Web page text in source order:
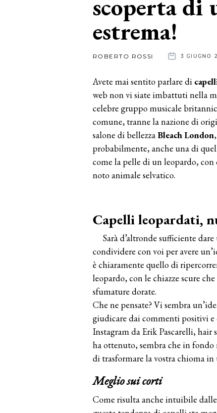
scoperta di
estrema!
ROBERTO ROSSI 3 GIUGNO
Avete mai sentito parlare di
web non vi siate imbattuti nella
celebre gruppo musicale
comune, tranne la nazione di
salone di bellezzaBleach London
probabilmente, anche una di
come la pelle di un leopardo, con
noto animale selvatico.
Capelli leopardati,
Sarà d’altronde sufficiente
condividere con voi per avere
è chiaramente quello di
leopardo, con le chiazze scure
sfumature dorate.
Che ne pensate? Vi sembra
giudicare dai commenti positivi e
Instagram da Erik Pascarelli, hair
ha ottenuto, sembra che in
di trasformare la vostra chioma in
Meglio sui corti
Come risulta anche intuibile